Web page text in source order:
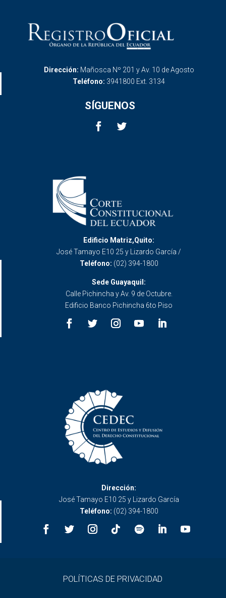
Dirección: Mañosca Nº 201 y Av. 10 de Agosto
Teléfono: 3941800 Ext. 3134
SÍGUENOS
Edificio Matriz,Quito:
José Tamayo E10 25 y Lizardo García /
Teléfono: (02) 394-1800
Sede Guayaquil:
Calle Pichincha y Av. 9 de Octubre.
Edificio Banco Pichincha 6to Piso
Dirección:
José Tamayo E10 25 y Lizardo García
Teléfono: (02) 394-1800
POLÍTICAS DE PRIVACIDAD